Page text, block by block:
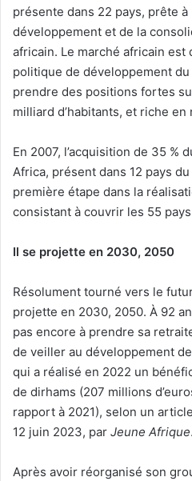
présente dans 22 pays, prête
développement et de la
africain. Le marché africain
politique de développement
prendre des positions fortes
milliard d’habitants, et riche
En 2007, l’acquisition de 35 %
Africa, présent dans 12 pays
première étape dans la
consistant à couvrir les 55 pays
Il se projette en 2030, 2050
Résolument tourné vers le
projette en 2030, 2050. À 92
pas encore à prendre sa
de veiller au développement
qui a réalisé en 2022 un
de dirhams (207 millions
rapport à 2021), selon un
12 juin 2023, par Jeune Afrique.
Après avoir réorganisé son